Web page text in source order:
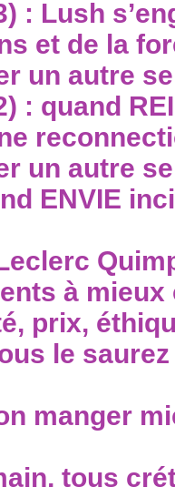
: Lush
et de la
un autre
: quand
un autre
ENVIE
à
prix,
le
manger
tous